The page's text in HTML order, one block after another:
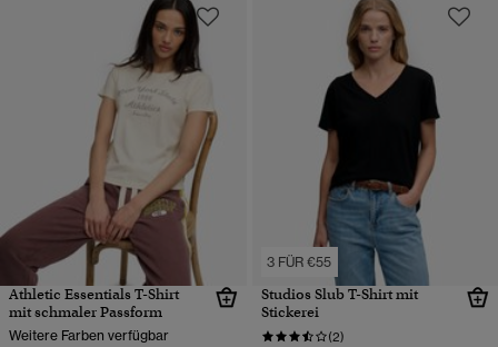
Athletic Essentials T-Shirt
mit schmaler Passform
Weitere Farben verfügbar
3 FÜR €55
Studios Slub T-Shirt mit
Stickerei
(2)